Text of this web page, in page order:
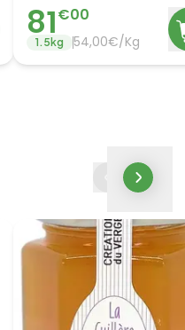
81€00
1.5kg 54,00€/Kg